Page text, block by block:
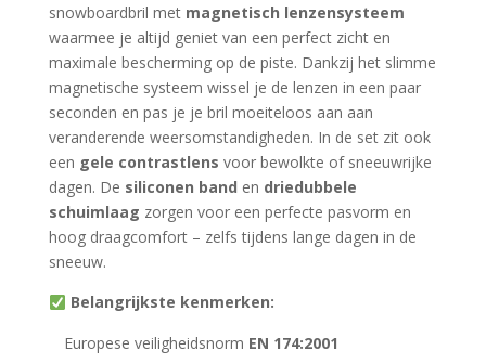
snowboardbril met magnetisch lenzensysteem
waarmee je altijd geniet van een perfect zicht en
maximale bescherming op de piste. Dankzij het slimme
magnetische systeem wissel je de lenzen in een paar
seconden en pas je je bril moeiteloos aan aan
veranderende weersomstandigheden. In de set zit ook
een gele contrastlens voor bewolkte of sneeuwrijke
dagen. De siliconen band en driedubbele
schuimlaag zorgen voor een perfecte pasvorm en
hoog draagcomfort – zelfs tijdens lange dagen in de
sneeuw.
Belangrijkste kenmerken:
Europese veiligheidsnorm EN 174:2001